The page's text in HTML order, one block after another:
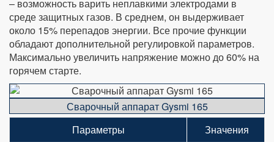
– возможность варить неплавкими электродами в
среде защитных газов. В среднем, он выдерживает
около 15% перепадов энергии. Все прочие функции
обладают дополнительной регулировкой параметров.
Максимально увеличить напряжение можно до 60% на
горячем старте.
Сварочный аппарат Gysmi 165
Параметры
Значения